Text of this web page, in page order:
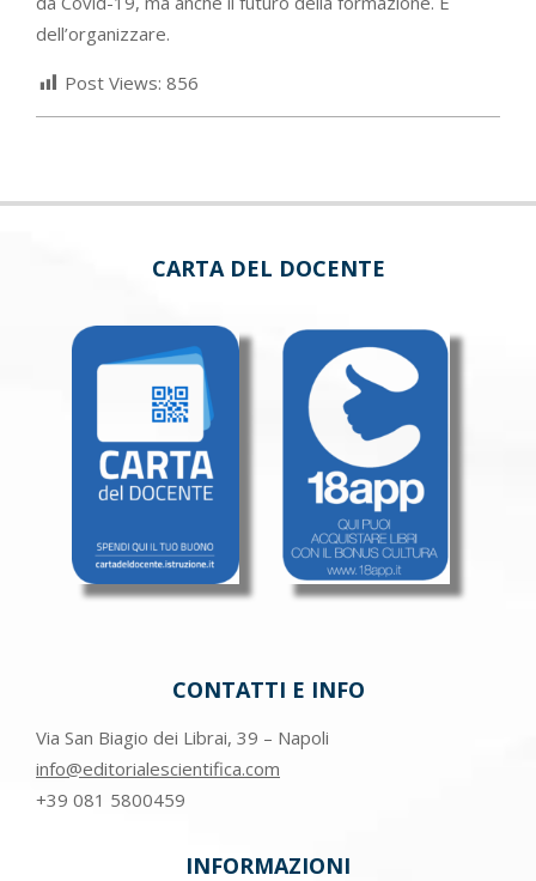
dell’organizzare.
Post Views: 856
CARTA DEL DOCENTE
CONTATTI E INFO
Via San Biagio dei Librai, 39 – Napoli
info@editorialescientifica.com
+39 081 5800459
INFORMAZIONI